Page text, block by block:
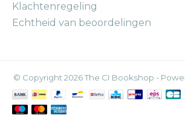
Klachtenregeling
Echtheid van beoordelingen
© Copyright 2026 The CI Bookshop -